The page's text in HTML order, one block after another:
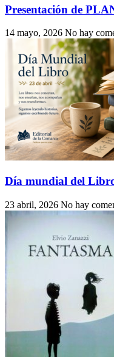
Presentación de
14 mayo, 2026 No hay
Día mundial del
23 abril, 2026 No hay